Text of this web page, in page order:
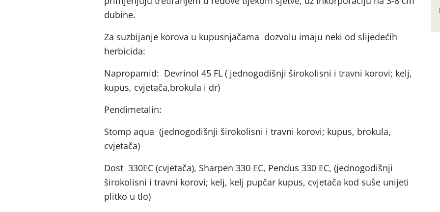
dubine.
Za suzbijanje korova u kupusnjačama dozvolu imaju neki od slijedećih
herbicida:
Napropamid: Devrinol 45 FL ( jednogodišnji širokolisni i travni korovi; kelj,
kupus, cvjetača,brokula i dr)
Pendimetalin:
Stomp aqua (jednogodišnji širokolisni i travni korovi; kupus, brokula,
cvjetača)
Dost 330EC (cvjetača), Sharpen 330 EC, Pendus 330 EC, (jednogodišnji
širokolisni i travni korovi; kelj, kelj pupčar kupus, cvjetača kod suše unijeti
plitko u tlo)